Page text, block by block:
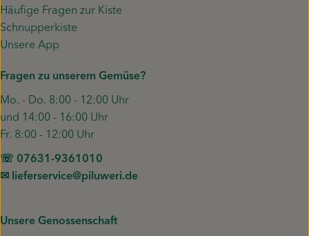
Häufige Fragen zur Kiste
Schnupperkiste
Unsere App
Fragen zu unserem Gemüse?
Mo. - Do. 8:00 - 12:00 Uhr
und 14:00 - 16:00 Uhr
Fr. 8:00 - 12:00 Uhr
☏ 07631-9361010
✉︎ lieferservice@piluweri.de
Unsere Genossenschaft